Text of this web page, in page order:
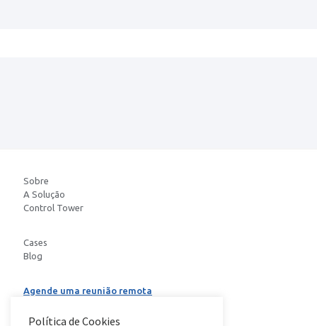
Sobre
A Solução
Control Tower
Cases
Blog
Agende uma reunião remota
Política de Cookies